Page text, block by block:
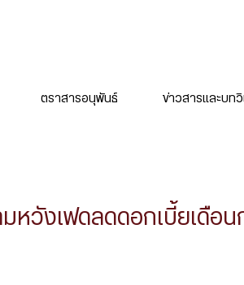
ตราสารอนุพันธ์ ข่าวสารและบทวิ
หวังเฟดลดดอกเบี้ยเดือน